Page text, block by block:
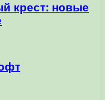
крест: новые